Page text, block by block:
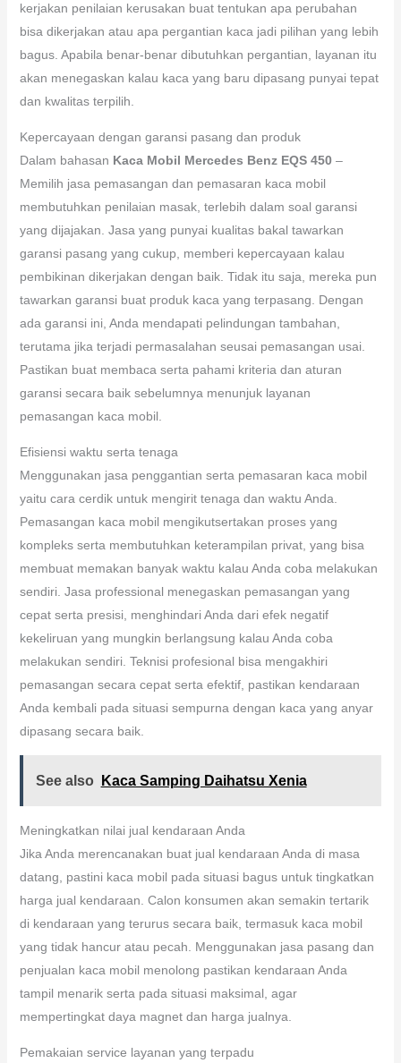
kerjakan penilaian kerusakan buat tentukan apa perubahan
bisa dikerjakan atau apa pergantian kaca jadi pilihan yang lebih
bagus. Apabila benar-benar dibutuhkan pergantian, layanan itu
akan menegaskan kalau kaca yang baru dipasang punyai tepat
dan kwalitas terpilih.
Kepercayaan dengan garansi pasang dan produk
Dalam bahasan Kaca Mobil Mercedes Benz EQS 450–
Memilih jasa pemasangan dan pemasaran kaca mobil
membutuhkan penilaian masak, terlebih dalam soal garansi
yang dijajakan. Jasa yang punyai kualitas bakal tawarkan
garansi pasang yang cukup, memberi kepercayaan kalau
pembikinan dikerjakan dengan baik. Tidak itu saja, mereka pun
tawarkan garansi buat produk kaca yang terpasang. Dengan
ada garansi ini, Anda mendapati pelindungan tambahan,
terutama jika terjadi permasalahan seusai pemasangan usai.
Pastikan buat membaca serta pahami kriteria dan aturan
garansi secara baik sebelumnya menunjuk layanan
pemasangan kaca mobil.
Efisiensi waktu serta tenaga
Menggunakan jasa penggantian serta pemasaran kaca mobil
yaitu cara cerdik untuk mengirit tenaga dan waktu Anda.
Pemasangan kaca mobil mengikutsertakan proses yang
kompleks serta membutuhkan keterampilan privat, yang bisa
membuat memakan banyak waktu kalau Anda coba melakukan
sendiri. Jasa professional menegaskan pemasangan yang
cepat serta presisi, menghindari Anda dari efek negatif
kekeliruan yang mungkin berlangsung kalau Anda coba
melakukan sendiri. Teknisi profesional bisa mengakhiri
pemasangan secara cepat serta efektif, pastikan kendaraan
Anda kembali pada situasi sempurna dengan kaca yang anyar
dipasang secara baik.
See also Kaca Samping Daihatsu Xenia
Meningkatkan nilai jual kendaraan Anda
Jika Anda merencanakan buat jual kendaraan Anda di masa
datang, pastini kaca mobil pada situasi bagus untuk tingkatkan
harga jual kendaraan. Calon konsumen akan semakin tertarik
di kendaraan yang terurus secara baik, termasuk kaca mobil
yang tidak hancur atau pecah. Menggunakan jasa pasang dan
penjualan kaca mobil menolong pastikan kendaraan Anda
tampil menarik serta pada situasi maksimal, agar
mempertingkat daya magnet dan harga jualnya.
Pemakaian service layanan yang terpadu